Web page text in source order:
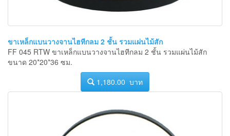
ขาเหล็กแบนวางจานไฮทีกลม 2 ชั้น รวมแผ่นไม้สัก
FF 045 RTW ขาเหล็กแบนวางจานไฮทีกลม 2 ชั้น รวมแผ่นไม้สัก
ขนาด 20*20*36 ซม.
1,180.00 บาท